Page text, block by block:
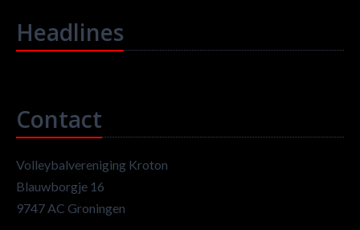
Headlines
Contact
Volleybalvereniging Kroton
Blauwborgje 16
9747 AC Groningen